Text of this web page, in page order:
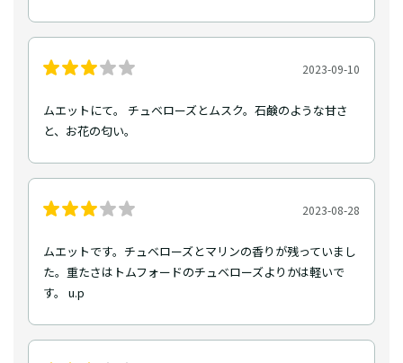
2023-09-10
ムエットにて。 チュベローズとムスク。石鹸のような甘さ
と、お花の匂い。
2023-08-28
ムエットです。チュベローズとマリンの香りが残っていまし
た。重たさはトムフォードのチュベローズよりかは軽いで
す。 u.p